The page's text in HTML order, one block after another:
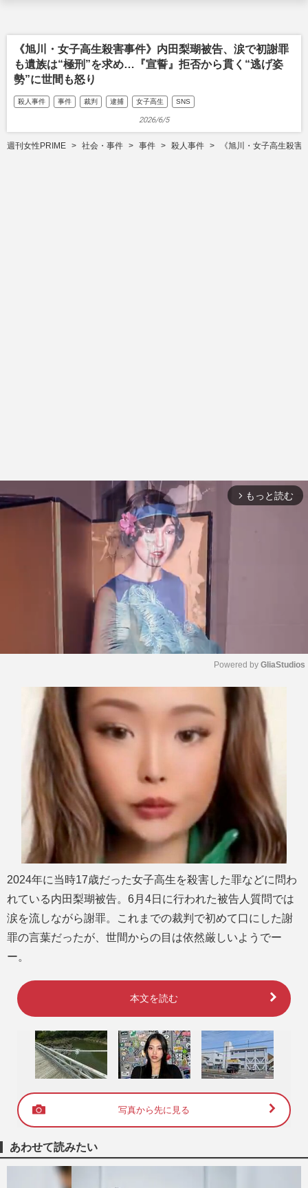
《旭川・女子高生殺害事件》内田梨瑚被告、涙で初謝罪
も遺族は“極刑”を求め…『宣誓』拒否から貫く“逃げ姿
勢”に世間も怒り
殺人事件 事件 裁判 逮捕 女子高生 SNS
2026/6/5
週刊女性PRIME 社会・事件 事件 殺人事件 《旭川・女子高生殺
arrow_forward_ios もっと読む
M
Powered by GliaStudios
2024年に当時17歳だった女子高生を殺害した罪などに問わ
れている内田梨瑚被告。6月4日に行われた被告人質問では
涙を流しながら謝罪。これまでの裁判で初めて口にした謝
罪の言葉だったが、世間からの目は依然厳しいようでー
ー。
本文を読む
写真から先に見る
あわせて読みたい